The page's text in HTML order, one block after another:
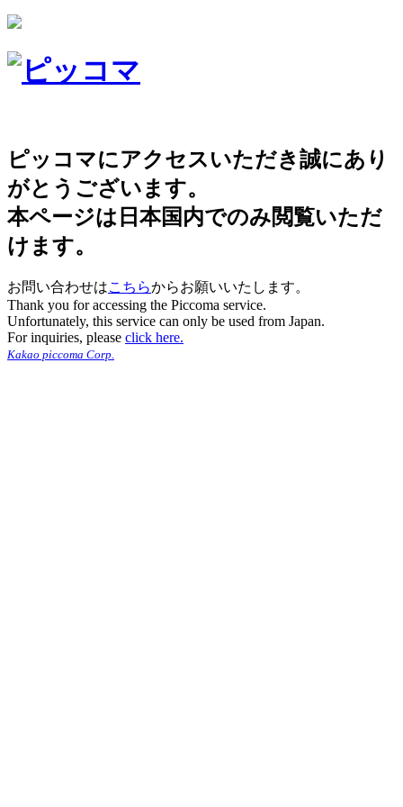
ピッコマにアクセスいただき誠にあり
がとうございます。
本ページは日本国内でのみ閲覧いただ
けます。
お問い合わせはこちらからお願いいたします。
Thank you for accessing the Piccoma service.
Unfortunately, this service can only be used from Japan.
For inquiries, please click here.
Kakao piccoma Corp.